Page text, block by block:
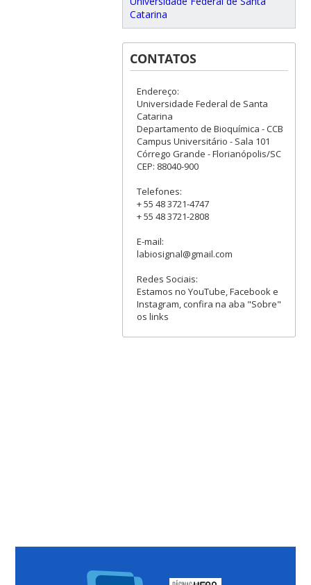
Catarina
CONTATOS
Endereço:
Universidade Federal de Santa
Catarina
Departamento de Bioquímica - CCB
Campus Universitário - Sala 101
Córrego Grande - Florianópolis/SC
CEP: 88040-900
Telefones:
+ 55 48 3721-4747
+ 55 48 3721-2808
E-mail:
labiosignal@gmail.com
Redes Sociais:
Estamos no YouTube, Facebook e
Instagram, confira na aba "Sobre"
os links